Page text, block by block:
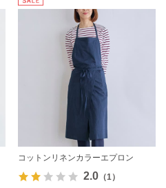
コットンリネンカラーエプロン
2.0（1）